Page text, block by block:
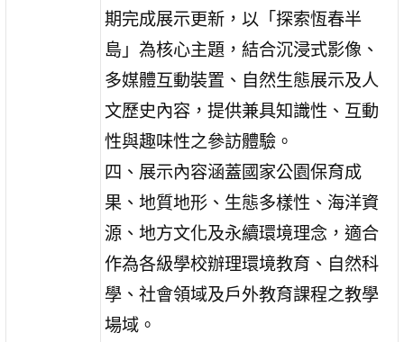
期完成展示更新，以「探索恆春半
島」為核心主題，結合沉浸式影像、
多媒體互動裝置、自然生態展示及人
文歷史內容，提供兼具知識性、互動
性與趣味性之參訪體驗。
四、展示內容涵蓋國家公園保育成
果、地質地形、生態多樣性、海洋資
源、地方文化及永續環境理念，適合
作為各級學校辦理環境教育、自然科
學、社會領域及戶外教育課程之教學
場域。